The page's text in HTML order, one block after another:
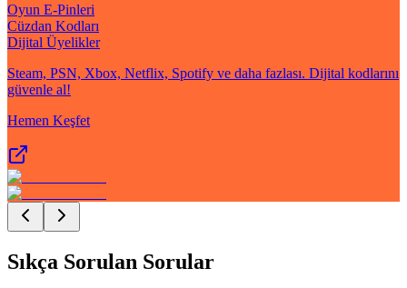
Oyun E-Pinleri
Cüzdan Kodları
Dijital Üyelikler
Steam, PSN, Xbox, Netflix, Spotify ve daha fazlası. Dijital kodlarını
güvenle al!
Hemen Keşfet
Sıkça Sorulan Sorular